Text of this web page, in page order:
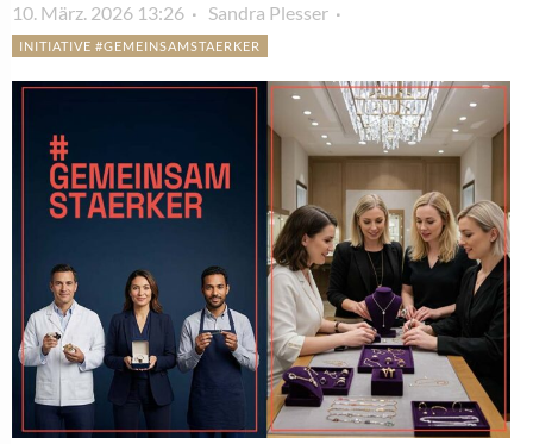
10. März. 2026 13:26 Sandra Plesser
INITIATIVE #GEMEINSAMSTAERKER